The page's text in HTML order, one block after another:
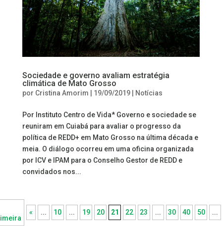
Sociedade e governo avaliam estratégia
climática de Mato Grosso
por Cristina Amorim 19/09/2019| Notícias
Por Instituto Centro de Vida* Governo e sociedade se
reuniram em Cuiabá para avaliar o progresso da
política de REDD+ em Mato Grosso na última década e
meia. O diálogo ocorreu em uma oficina organizada
por ICV e IPAM para o Conselho Gestor de REDD e
convidados nos...
« ... 10 ... 19 20 21 22 23 ... 30 40 50 ...